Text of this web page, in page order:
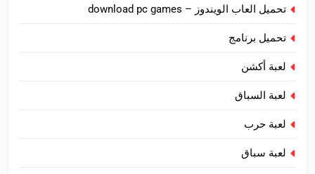
تحميل العاب الويندوز – download pc games
تحميل برنامج
لعبة أكشن
لعبة السباق
لعبة حرب
لعبة سباق